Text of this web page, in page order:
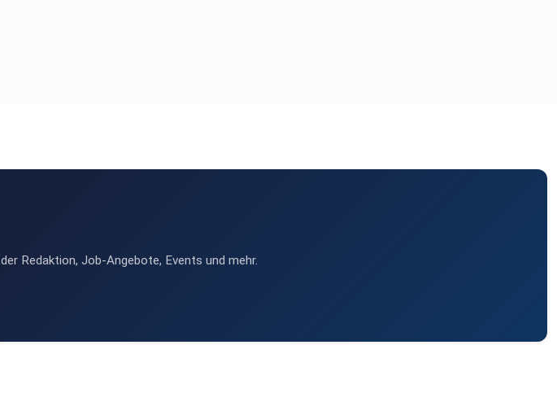
Redaktion, Job-Angebote, Events und mehr.